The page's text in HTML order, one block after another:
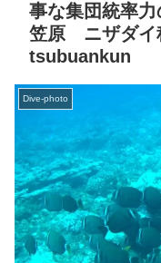
事な集団統率
笠原 ニザダ
tsubuankun
Dive-photo